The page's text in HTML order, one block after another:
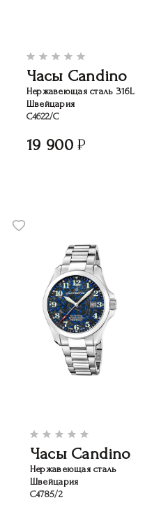
Часы Candino
Нержавеющая сталь 316L
Швейцария
C4622/C
19 900
Часы Candino
Нержавеющая сталь
Швейцария
C4785/2